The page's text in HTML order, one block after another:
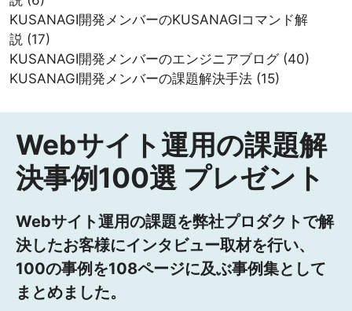
KUSANAGI開発メンバーのKUSANAGIコマンド解
説 (17)
KUSANAGI開発メンバーのエンジニアブログ(40)
KUSANAGI開発メンバーの課題解決手法 (15)
Webサイト運用の課題解
決事例100選 プレゼント
Webサイト運用の課題を弊社プロダクトで解
決したお客様にインタビュー取材を行い、
100の事例を108ページに及ぶ事例集として
まとめました。